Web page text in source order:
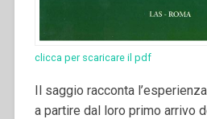
clicca per scaricare il pdf
Il saggio racconta
a partire dal loro primo arrivo